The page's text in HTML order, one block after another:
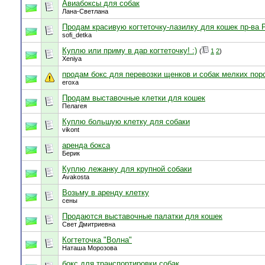
Авиабоксы для собак
Лана-Светлана
Продам красивую когтеточку-лазилку для кошек пр-ва
sofi_detka
Куплю или приму в дар когтеточку! :) ( 1 2)
Xeniya
продам бокс для перевозки щенков и собак мелких
eroxa
Продам выставочные клетки для кошек
Пелагея
Куплю большую клетку для собаки
vikont
аренда бокса
Берик
Куплю лежанку для крупной собаки
Avakosta
Возьму в аренду клетку
сены
Продаются выставочные палатки для кошек
Свет Дмитриевна
Когтеточка "Волна"
Наташа Морозова